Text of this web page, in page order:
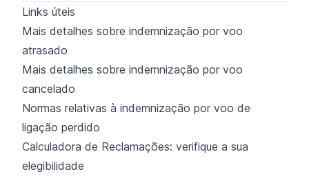
Links úteis
Mais detalhes sobre indemnização por voo
atrasado
Mais detalhes sobre indemnização por voo
cancelado
Normas relativas à indemnização por voo de
ligação perdido
Calculadora de Reclamações: verifique a sua
elegibilidade